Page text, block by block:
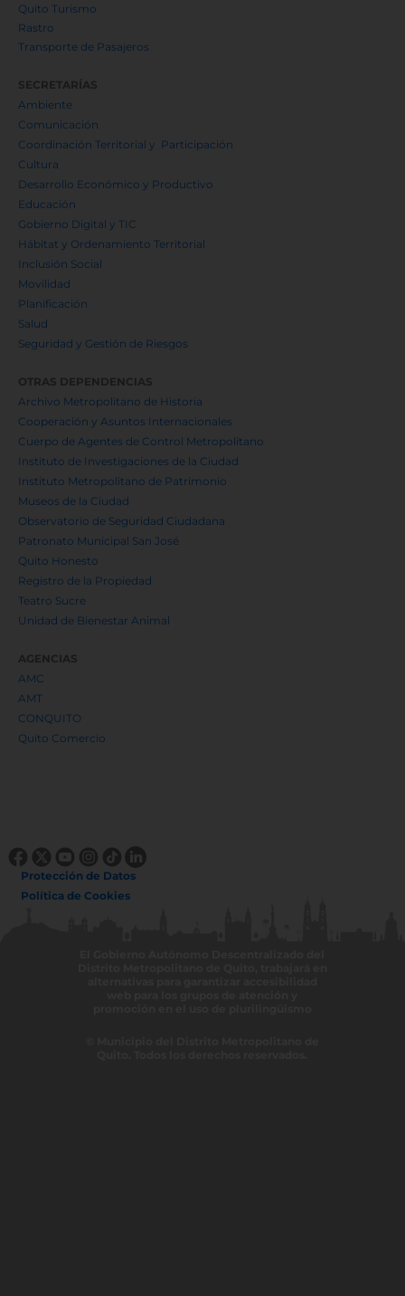
Quito Turismo
Rastro
Transporte de Pasajeros
SECRETARÍAS
Ambiente
Comunicación
Coordinación Territorial y Participación
Cultura
Desarrollo Económico y Productivo
Educación
Gobierno Digital y TIC
Hábitat y Ordenamiento Territorial
Inclusión Social
Movilidad
Planificación
Salud
Seguridad y Gestión de Riesgos
OTRAS DEPENDENCIAS
Archivo Metropolitano de Historia
Cooperación y Asuntos Internacionales
Cuerpo de Agentes de Control Metropolitano
Instituto de Investigaciones de la Ciudad
Instituto Metropolitano de Patrimonio
Museos de la Ciudad
Observatorio de Seguridad Ciudadana
Patronato Municipal San José
Quito Honesto
Registro de la Propiedad
Teatro Sucre
Unidad de Bienestar Animal
AGENCIAS
AMC
AMT
CONQUITO
Quito Comercio
Protección de Datos
Política de Cookies